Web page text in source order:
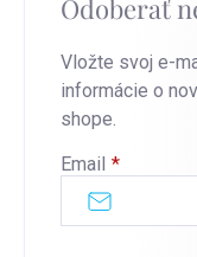
Odoberať
Vložte svoj e-
informácie o
shope.
Email